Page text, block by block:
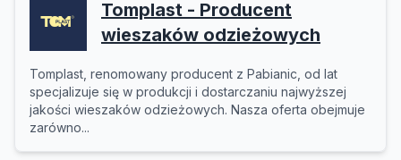
Tomplast - Producent
wieszaków odzieżowych
Tomplast, renomowany producent z Pabianic, od lat
specjalizuje się w produkcji i dostarczaniu najwyższej
jakości wieszaków odzieżowych. Nasza oferta obejmuje
zarówno...